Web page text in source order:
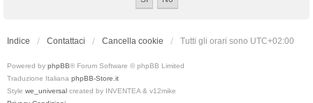
Indice Contattaci Cancella cookie Tutti gli orari sono UTC+02:00
Powered by phpBB® Forum Software © phpBB Limited
Traduzione Italiana phpBB-Store.it
Style we_universal created by INVENTEA & v12mike